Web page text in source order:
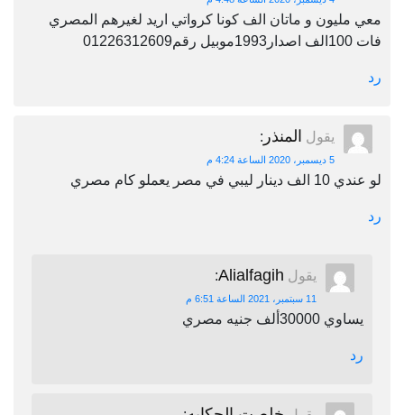
معي مليون و ماتان الف كونا كرواتي اريد لغيرهم المصري
فات 100الف اصدار1993موبيل رقم01226312609
رد
يقول المنذر :
5 ديسمبر، 2020 الساعة 4:24 م
لو عندي 10 الف دينار ليبي في مصر يعملو كام مصري
رد
يقول Alialfagih
:
11 سبتمبر، 2021 الساعة 6:51 م
يساوي 30000ألف جنيه مصري
رد